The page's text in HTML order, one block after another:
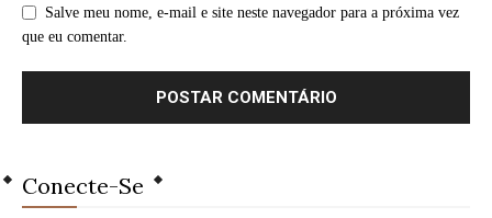
Salve meu nome, e-mail e site neste navegador para a próxima vez
que eu comentar.
Conecte-Se